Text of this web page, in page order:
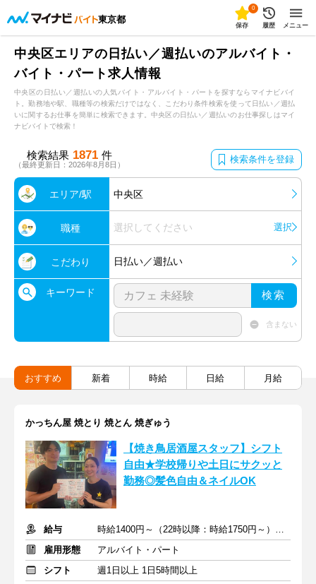
東京都
0
保存 履歴 メニュー
中央区エリアの日払い／週払いのアルバイト・
バイト・パート求人情報
中央区の日払い／週払いの人気バイト・アルバイト・パートを探すならマイナビバイ
ト。勤務地や駅、職種等の検索だけではなく、こだわり条件検索を使って日払い／週払
いに関するお仕事を簡単に検索できます。中央区の日払い／週払いのお仕事探しはマイ
ナビバイトで検索！
検索結果 1871 件
（最終更新日：2026年8月8日） 検索条件を登録
エリア/駅 中央区
職種 選択してください 選択
こだわり 日払い／週払い
キーワード 検索
含まない
おすすめ 新着 時給 日給 月給
かっちん屋 焼とり 焼とん 焼ぎゅう
【焼き鳥居酒屋スタッフ】シフト
自由★学校帰りや土日にサクッと
勤務◎髪色自由＆ネイルOK
給与
時給1400円～（22時以降：時給1750円～）＋交通費全額支給
雇用形態
アルバイト・パート
シフト
週1日以上 1日5時間以上